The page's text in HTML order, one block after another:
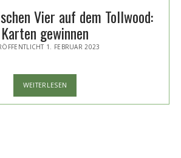
Vier auf dem Tollwood:
Karten gewinnen
1. FEBRUAR 2023
WEITERLESEN
FANTASTISCHEN